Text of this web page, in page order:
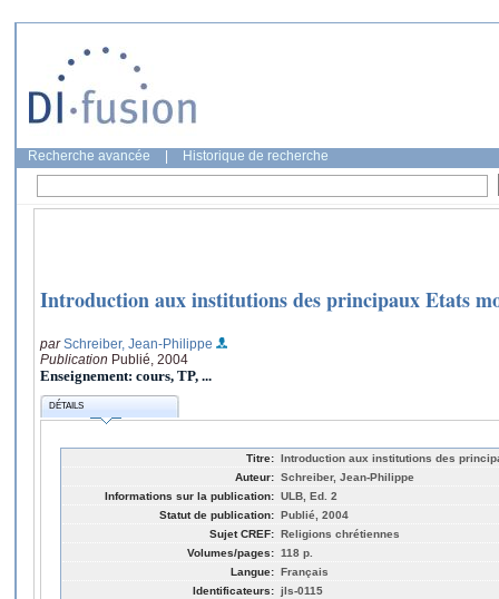
Recherche avancée Historique de recherche
Introduction aux institutions des principaux Etats
parSchreiber, Jean-Philippe
Publication Publié, 2004
Enseignement: cours, TP, ...
DÉTAILS
Titre: Introduction aux institutions des
Auteur: Schreiber, Jean-Philippe
Informations sur la publication: ULB, Ed. 2
Statut de publication: Publié, 2004
Sujet CREF: Religions chrétiennes
Volumes/pages: 118 p.
Langue: Français
Identificateurs: jls-0115